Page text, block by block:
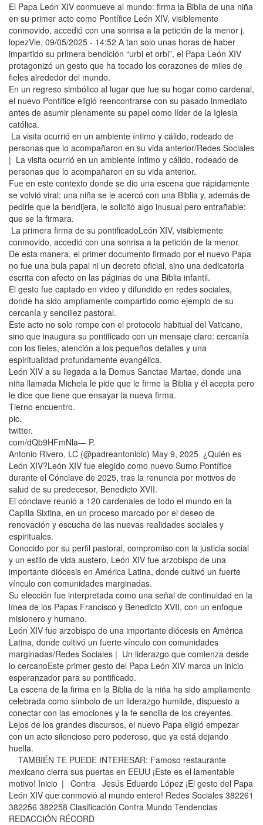
El Papa León XIV conmueve al mundo: firma la Biblia de una niña
en su primer acto como Pontífice León XIV, visiblemente
conmovido, accedió con una sonrisa a la petición de la menor j.
lopezVie, 09/05/2025 - 14:52 A tan solo unas horas de haber
impartido su primera bendición “urbi et orbi”, el Papa León XIV
protagonizó un gesto que ha tocado los corazones de miles de
fieles alrededor del mundo.
En un regreso simbólico al lugar que fue su hogar como cardenal,
el nuevo Pontífice eligió reencontrarse con su pasado inmediato
antes de asumir plenamente su papel como líder de la Iglesia
católica.
La visita ocurrió en un ambiente íntimo y cálido, rodeado de
personas que lo acompañaron en su vida anterior/Redes Sociales
| La visita ocurrió en un ambiente íntimo y cálido, rodeado de
personas que lo acompañaron en su vida anterior.
Fue en este contexto donde se dio una escena que rápidamente
se volvió viral: una niña se le acercó con una Biblia y, además de
pedirle que la bendijera, le solicitó algo inusual pero entrañable:
que se la firmara.
La primera firma de su pontificadoLeón XIV, visiblemente
conmovido, accedió con una sonrisa a la petición de la menor.
De esta manera, el primer documento firmado por el nuevo Papa
no fue una bula papal ni un decreto oficial, sino una dedicatoria
escrita con afecto en las páginas de una Biblia infantil.
El gesto fue captado en video y difundido en redes sociales,
donde ha sido ampliamente compartido como ejemplo de su
cercanía y sencillez pastoral.
Este acto no solo rompe con el protocolo habitual del Vaticano,
sino que inaugura su pontificado con un mensaje claro: cercanía
con los fieles, atención a los pequeños detalles y una
espiritualidad profundamente evangélica.
León XIV a su llegada a la Domus Sanctae Martae, donde una
niña llamada Michela le pide que le firme la Biblia y él acepta pero
le dice que tiene que ensayar la nueva firma.
Tierno encuentro.
pic.
twitter.
com/dQb9HFmNla— P.
Antonio Rivero, LC (@padreantoniolc) May 9, 2025 ¿Quién es
León XIV?León XIV fue elegido como nuevo Sumo Pontífice
durante el Cónclave de 2025, tras la renuncia por motivos de
salud de su predecesor, Benedicto XVII.
El cónclave reunió a 120 cardenales de todo el mundo en la
Capilla Sixtina, en un proceso marcado por el deseo de
renovación y escucha de las nuevas realidades sociales y
espirituales.
Conocido por su perfil pastoral, compromiso con la justicia social
y un estilo de vida austero, León XIV fue arzobispo de una
importante diócesis en América Latina, donde cultivó un fuerte
vínculo con comunidades marginadas.
Su elección fue interpretada como una señal de continuidad en la
línea de los Papas Francisco y Benedicto XVII, con un enfoque
misionero y humano.
León XIV fue arzobispo de una importante diócesis en América
Latina, donde cultivó un fuerte vínculo con comunidades
marginadas/Redes Sociales | Un liderazgo que comienza desde
lo cercanoEste primer gesto del Papa León XIV marca un inicio
esperanzador para su pontificado.
La escena de la firma en la Biblia de la niña ha sido ampliamente
celebrada como símbolo de un liderazgo humilde, dispuesto a
conectar con las emociones y la fe sencilla de los creyentes.
Lejos de los grandes discursos, el nuevo Papa eligió empezar
con un acto silencioso pero poderoso, que ya está dejando
huella.
TAMBIÉN TE PUEDE INTERESAR: Famoso restaurante
mexicano cierra sus puertas en EEUU ¡Este es el lamentable
motivo! Inicio | Contra Jesús Eduardo López ¡El gesto del Papa
León XIV que conmovió al mundo entero! Redes Sociales 382261
382256 382258 Clasificación Contra Mundo Tendencias
REDACCIÓN RÉCORD